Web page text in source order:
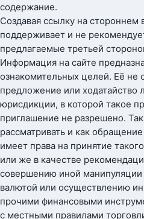
содержание.
Создавая ссылку на стороннем
поддерживает и не
предлагаемые третьей
Информация на сайте
ознакомительных целей. Её не
предложение или ходатайство
юрисдикции, в которой такое
приглашение не разрешено.
рассматривать и как
имеет права на принятие
или же в качестве
совершению иной
валютой или осуществлению
прочими финансовыми
с местными правилами